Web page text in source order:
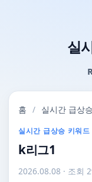
실
홈 / 실시간 급상
실시간 급상승 키워드
k리그1
2026.08.08 · 조회